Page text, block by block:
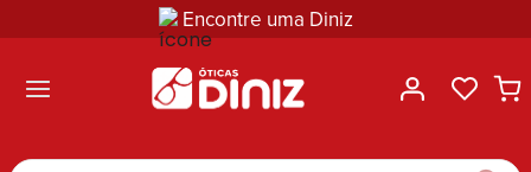
Encontre uma Diniz